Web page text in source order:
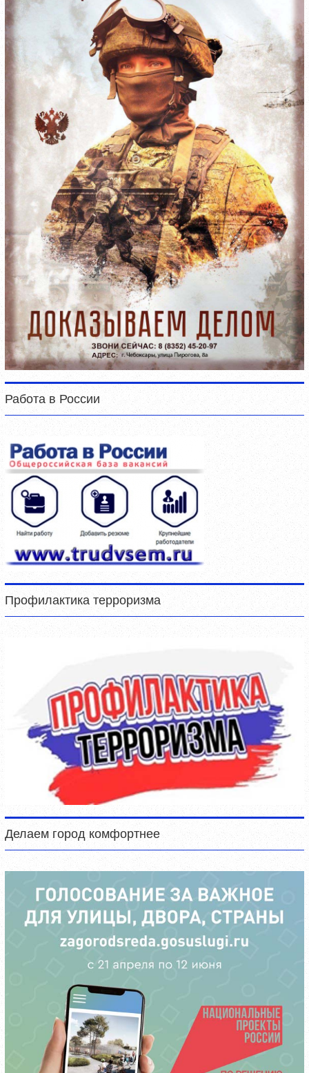
Работа в России
Профилактика терроризма
Делаем город комфортнее